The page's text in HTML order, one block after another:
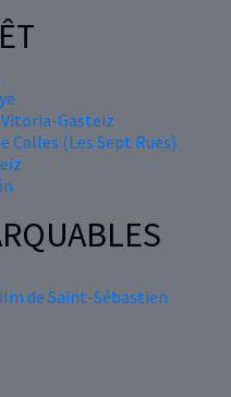
Gasteiz
Calles (Les Sept Rues)
de Saint-Sébastien